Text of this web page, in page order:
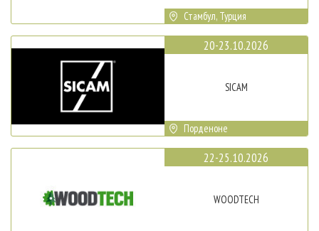
Стамбул, Турция
20-23.10.2026
SICAM
Порденоне
22-25.10.2026
WOODTECH